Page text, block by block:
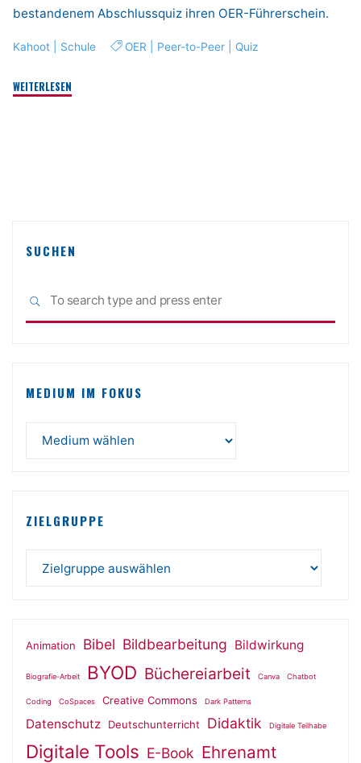
bestandenem Abschlussquiz ihren OER-Führerschein.
Kahoot Schule OER| Peer-to-Peer| Quiz
WEITERLESEN
SUCHEN
SEARCH
MEDIUM IM FOKUS
ZIELGRUPPE
Animation Bibel Bildbearbeitung Bildwirkung
Biografie-Arbeit BYOD Büchereiarbeit Canva Chatbot
Coding CoSpaces Creative Commons Dark Patterns
Datenschutz Deutschunterricht Didaktik Digitale Teilhabe
Digitale Tools E-Book Ehrenamt